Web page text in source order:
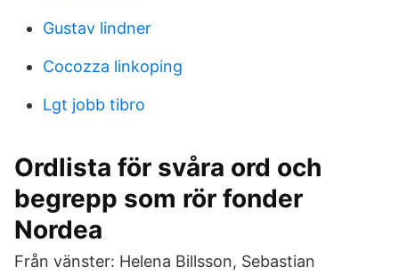
Gustav lindner
Cocozza linkoping
Lgt jobb tibro
Ordlista för svåra ord och
begrepp som rör fonder
Nordea
Från vänster: Helena Billsson, Sebastian